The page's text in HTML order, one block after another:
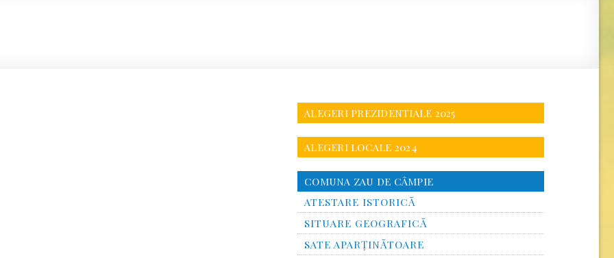
ALEGERI PREZIDENTIALE 2025
ALEGERI LOCALE 2024
COMUNA ZAU DE CÂMPIE
ATESTARE ISTORICĂ
SITUARE GEOGRAFICĂ
SATE APARȚINĂTOARE